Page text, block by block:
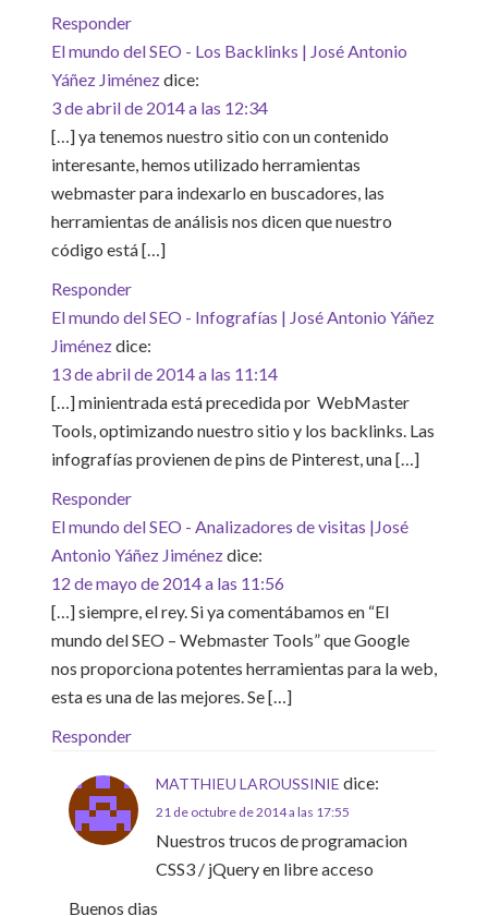
Responder
El mundo del SEO - Los Backlinks | José Antonio
Yáñez Jiménezdice:
3 de abril de 2014 a las 12:34
[…] ya tenemos nuestro sitio con un contenido
interesante, hemos utilizado herramientas
webmaster para indexarlo en buscadores, las
herramientas de análisis nos dicen que nuestro
código está […]
Responder
El mundo del SEO - Infografías | José Antonio Yáñez
Jiménezdice:
13 de abril de 2014 a las 11:14
[…] minientrada está precedida por WebMaster
Tools, optimizando nuestro sitio y los backlinks. Las
infografías provienen de pins de Pinterest, una […]
Responder
El mundo del SEO - Analizadores de visitas |José
Antonio Yáñez Jiménezdice:
12 de mayo de 2014 a las 11:56
[…] siempre, el rey. Si ya comentábamos en “El
mundo del SEO – Webmaster Tools” que Google
nos proporciona potentes herramientas para la web,
esta es una de las mejores. Se […]
Responder
MATTHIEU LAROUSSINIE dice:
21 de octubre de 2014 a las 17:55
Nuestros trucos de programacion
CSS3 / jQuery en libre acceso
Buenos dias